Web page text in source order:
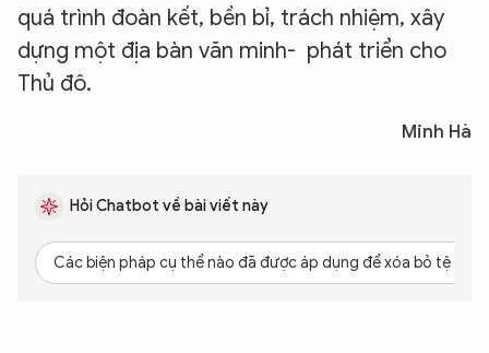
quá trình đoàn kết, bền bỉ, trách nhiệm, xây
dựng một địa bàn văn minh- phát triển cho
Thủ đô.
Minh Hà
Hỏi Chatbot về bài viết này
Các biện pháp cụ thể nào đã được áp dụng để xóa bỏ tệ nạn
XIN CHÀO,
TÔI LÀ CHATBOT CỦA